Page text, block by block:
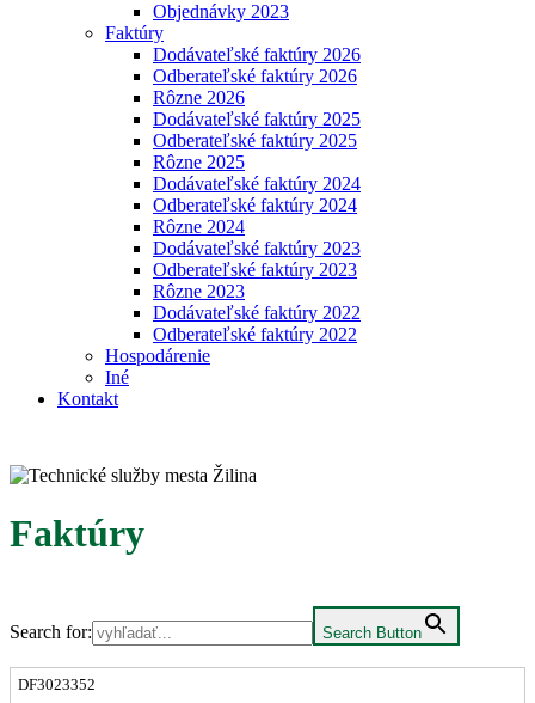
Objednávky 2023
Faktúry
Dodávateľské faktúry 2026
Odberateľské faktúry 2026
Rôzne 2026
Dodávateľské faktúry 2025
Odberateľské faktúry 2025
Rôzne 2025
Dodávateľské faktúry 2024
Odberateľské faktúry 2024
Rôzne 2024
Dodávateľské faktúry 2023
Odberateľské faktúry 2023
Rôzne 2023
Dodávateľské faktúry 2022
Odberateľské faktúry 2022
Hospodárenie
Iné
Kontakt
Faktúry
Search for: Search Button
DF3023352